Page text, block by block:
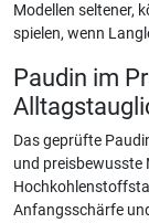
Modellen seltener,
spielen, wenn
Paudin im
Das geprüfte
und preisbewusste
Anfangsschärfe